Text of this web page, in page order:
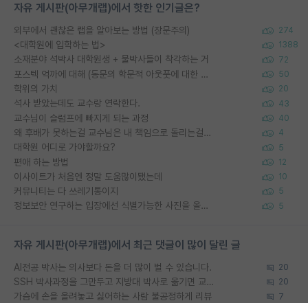
자유 게시판(아무개랩)에서 핫한 인기글은?
외부에서 괜찮은 랩을 알아보는 방법 (장문주의) 274
<대학원에 입학하는 법> 1388
소재분야 석박사 대학원생 + 물박사들이 착각하는 거 72
포스텍 억까에 대해 (동문의 학문적 아웃풋에 대한 반박) 50
학위의 가치 20
석사 받았는데도 교수랑 연락한다. 43
교수님이 슬럼프에 빠지게 되는 과정 40
왜 후배가 못하는걸 교수님은 내 책임으로 돌리는걸까요? 4
대학원 어디로 가야할까요? 5
편애 하는 방법 12
이사이트가 처음엔 정말 도움많이됐는데 10
커뮤니티는 다 쓰레기통이지 5
정보보안 연구하는 입장에선 식별가능한 사진을 올리는건 비추이긴함 5
자유 게시판(아무개랩)에서 최근 댓글이 많이 달린 글
AI전공 박사는 의사보다 돈을 더 많이 벌 수 있습니다. 20
SSH 박사과정을 그만두고 지방대 박사로 옮기면 교수의 꿈은 끝일까요? 20
가슴에 손을 올려놓고 싫어하는 사람 불공정하게 리뷰 7